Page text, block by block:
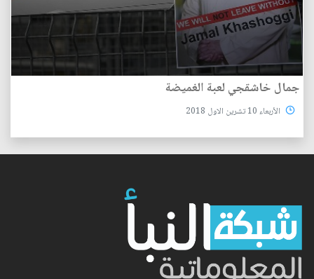
جمال خاشقجي لعبة الغميضة
الأربعاء 10 تشرين الاول 2018